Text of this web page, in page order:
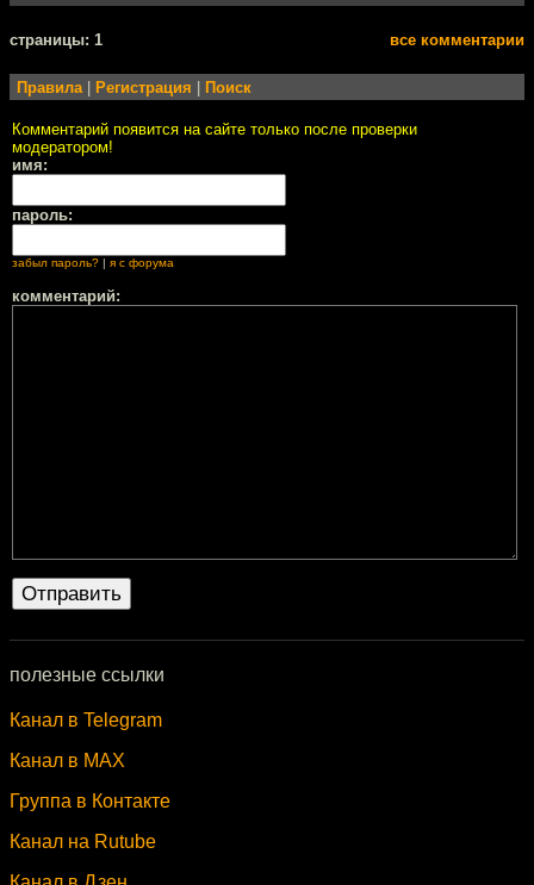
cтраницы: 1 все комментарии
Правила | Регистрация | Поиск
Комментарий появится на сайте только после проверки
модератором!
имя:
пароль:
забыл пароль? | я с форума
комментарий:
полезные ссылки
Канал в Telegram
Канал в MAX
Группа в Контакте
Канал на Rutube